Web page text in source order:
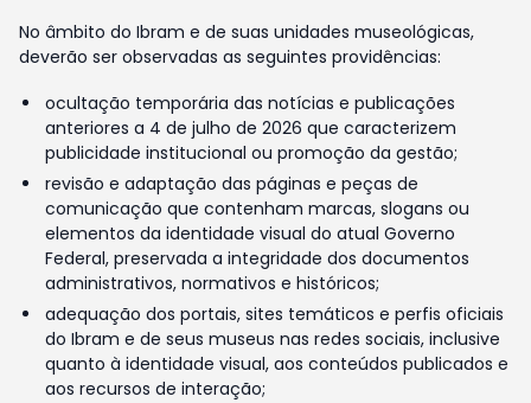
No âmbito do Ibram e de suas unidades museológicas,
deverão ser observadas as seguintes providências:
ocultação temporária das notícias e publicações
anteriores a 4 de julho de 2026 que caracterizem
publicidade institucional ou promoção da gestão;
revisão e adaptação das páginas e peças de
comunicação que contenham marcas, slogans ou
elementos da identidade visual do atual Governo
Federal, preservada a integridade dos documentos
administrativos, normativos e históricos;
adequação dos portais, sites temáticos e perfis oficiais
do Ibram e de seus museus nas redes sociais, inclusive
quanto à identidade visual, aos conteúdos publicados e
aos recursos de interação;